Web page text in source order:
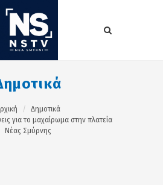
Δημοτικά
για το μαχαίρωμα στην πλατεία
Νέας Σμύρνης